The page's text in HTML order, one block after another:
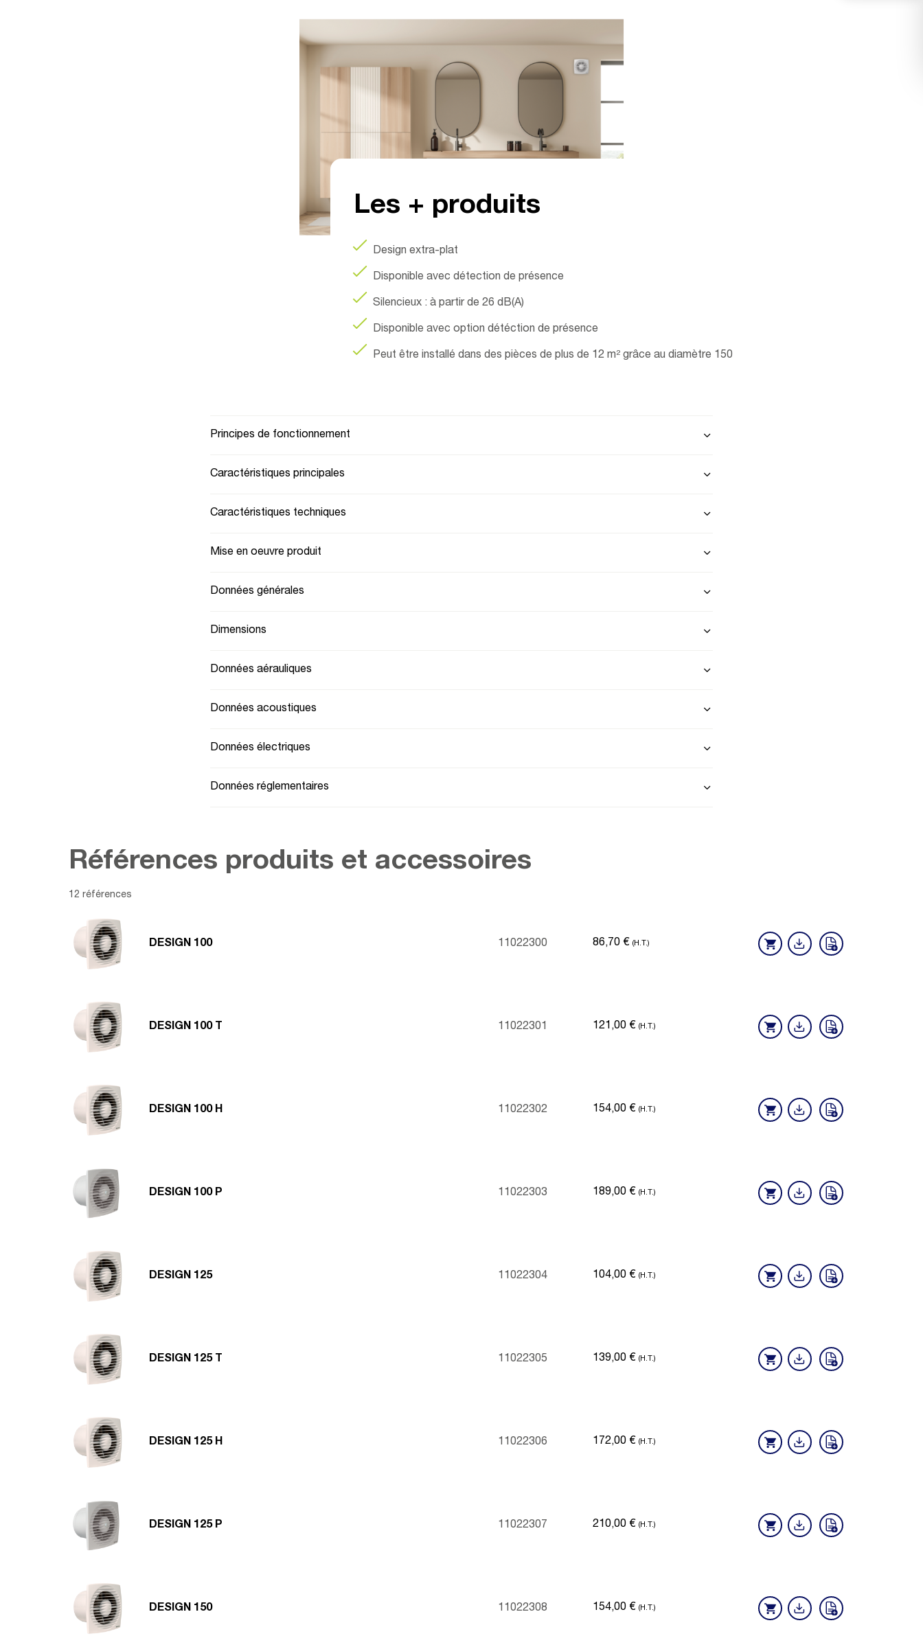
Les + produits
Design extra-plat
Disponible avec détection de présence
Silencieux : à partir de 26 dB(A)
Disponible avec option détéction de présence
Peut être installé dans des pièces de plus de 12 m² grâce au diamètre 150
Principes de fonctionnement
Caractéristiques principales
Caractéristiques techniques
Mise en oeuvre produit
Données générales
Dimensions
Données aérauliques
Données acoustiques
Données électriques
Données réglementaires
Références produits et accessoires
12 références
DESIGN 100 11022300 86,70 € (H.T.)
DESIGN 100 T 11022301 121,00 € (H.T.)
DESIGN 100 H 11022302 154,00 € (H.T.)
DESIGN 100 P 11022303 189,00 € (H.T.)
DESIGN 125 11022304 104,00 € (H.T.)
DESIGN 125 T 11022305 139,00 € (H.T.)
DESIGN 125 H 11022306 172,00 € (H.T.)
DESIGN 125 P 11022307 210,00 € (H.T.)
DESIGN 150 11022308 154,00 € (H.T.)